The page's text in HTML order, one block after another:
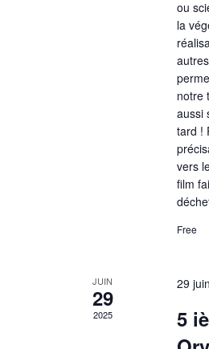
ou
la
notre
aussi
tard !
vers
film
Free
JUIN
29
2025
29
5